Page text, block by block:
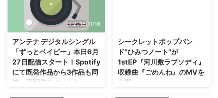
るワンマンライブを開催した。
ファーストワンマンライブとなっ
たこの日、 サポートメンバーに
sugarbeans（Pre / Key /
Cho）、 円山天使（E.Gt / Cho）
を従え、 この夏話題となった
「ALRIGHT」や、 LAでのレコー
ディングを敢行した「Ordinary
days」、 さらにはこの日の為に
グランプリを獲得した名古屋発の
4ピース・バンド、 Some
Life（サムライフ）の初の全国流
通ミニ・アルバム『Poo』を、 8
2018/11/16
アンテナ デジタルシングル
「ずっとベイビー」本日6月
27日配信スタート！Spotify
にて既発作品から3作品も同
時一斉配信スタート！
シークレットポップバン
ド"ひみつノート"が
1stEP『河川敷ラプソディ』
収録曲『ごめんね』のMVを
公開。